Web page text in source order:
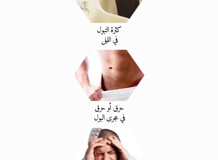
كثرة التبول
في الليل
حرق أو حرق
في مجرى البول